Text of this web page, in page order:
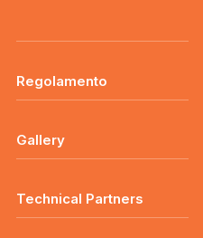
Regolamento
Gallery
Technical Partners